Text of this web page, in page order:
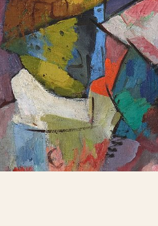
6 из 12
мира (Fortune